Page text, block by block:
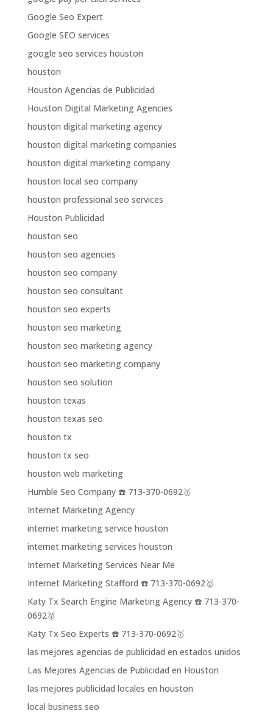
Google Seo Expert
Google SEO services
google seo services houston
houston
Houston Agencias de Publicidad
Houston Digital Marketing Agencies
houston digital marketing agency
houston digital marketing companies
houston digital marketing company
houston local seo company
houston professional seo services
Houston Publicidad
houston seo
houston seo agencies
houston seo company
houston seo consultant
houston seo experts
houston seo marketing
houston seo marketing agency
houston seo marketing company
houston seo solution
houston texas
houston texas seo
houston tx
houston tx seo
houston web marketing
Humble Seo Company ☎️ 713-370-0692🥇
Internet Marketing Agency
internet marketing service houston
internet marketing services houston
Internet Marketing Services Near Me
Internet Marketing Stafford ☎️ 713-370-0692🥇
Katy Tx Search Engine Marketing Agency ☎️ 713-370-
0692🥇
Katy Tx Seo Experts ☎️ 713-370-0692🥇
las mejores agencias de publicidad en estados unidos
Las Mejores Agencias de Publicidad en Houston
las mejores publicidad locales en houston
local business seo